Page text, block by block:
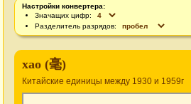
Настройки конвертера:
Значащих цифр:
Разделитель разрядов:
хао (毫)
Китайские единицы между 1930 и 1959г